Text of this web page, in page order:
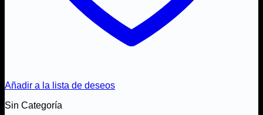
Añadir a la lista de deseos
Sin Categoría